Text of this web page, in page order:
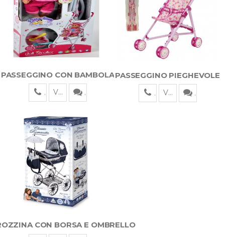
PASSEGGINO CON BAMBOLA
Visualizza
PASSEGGINO PIEGHEVOLE
Visualizza
CON BORSA E OMBRELLO